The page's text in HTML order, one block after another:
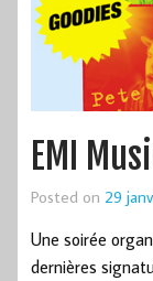
EMI
Posted on 29
Une soirée
dernières